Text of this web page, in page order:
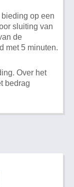
op een
sluiting van
de
met 5 minuten.
Over het
bedrag